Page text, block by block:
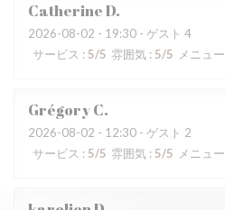
CatherineD
2026-08-02 - 19:30 - ゲスト 4
サービス : 5/5 雰囲気 : 5/5 メニュー
GrégoryC
2026-08-02 - 12:30 - ゲスト 2
サービス : 5/5 雰囲気 : 5/5 メニュー